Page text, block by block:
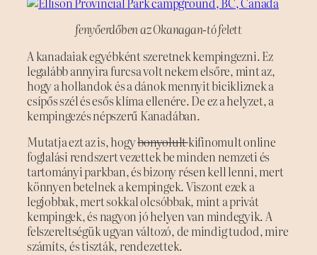
fenyőerdőben az Okanagan-tó felett
A kanadaiak egyébként szeretnek kempingezni. Ez
legalább annyira furcsa volt nekem elsőre, mint az,
hogy a hollandok és a dánok mennyit bicikliznek a
csípős szél és esős klíma ellenére. De ez a helyzet, a
kempingezés népszerű Kanadában.
Mutatja ezt az is, hogybonyolultkifinomult online
foglalási rendszert vezettek be minden nemzeti és
tartományi parkban, és bizony résen kell lenni, mert
könnyen betelnek a kempingek. Viszont ezek a
legjobbak, mert sokkal olcsóbbak, mint a privát
kempingek, és nagyon jó helyen van mindegyik. A
felszereltségük ugyan változó, de mindig tudod, mire
számíts, és tiszták, rendezettek.